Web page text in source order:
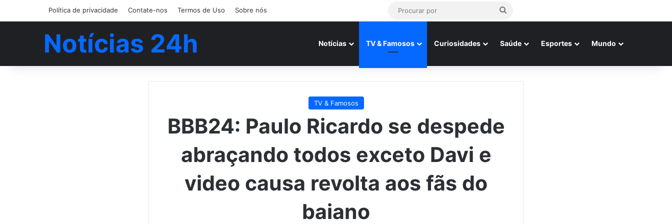
Política de privacidade Contate-nos Termos de Uso Sobre nós
Procurar
Notícias 24h Notícias TV & Famosos Curiosidades Saúde Esportes Mundo
TV & Famosos
BBB24: Paulo Ricardo se despede
abraçando todos exceto Davi e
video causa revolta aos fãs do
baiano